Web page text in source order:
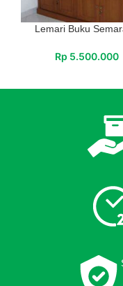
Lemari Buku
Rp 5.500.000